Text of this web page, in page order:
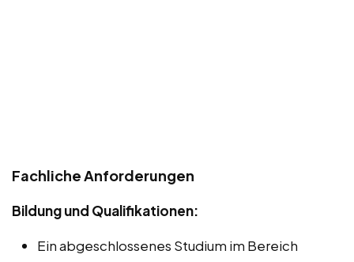
Fachliche Anforderungen
Bildung und Qualifikationen:
Ein abgeschlossenes Studium im Bereich